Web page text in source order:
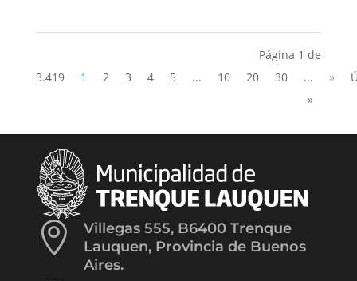
Página 1 de
3.419
1 2 3 4 5 ... 10 20 30 ... »
»

Villegas 555, B6400 Trenque
Lauquen, Provincia de Buenos
Aires.